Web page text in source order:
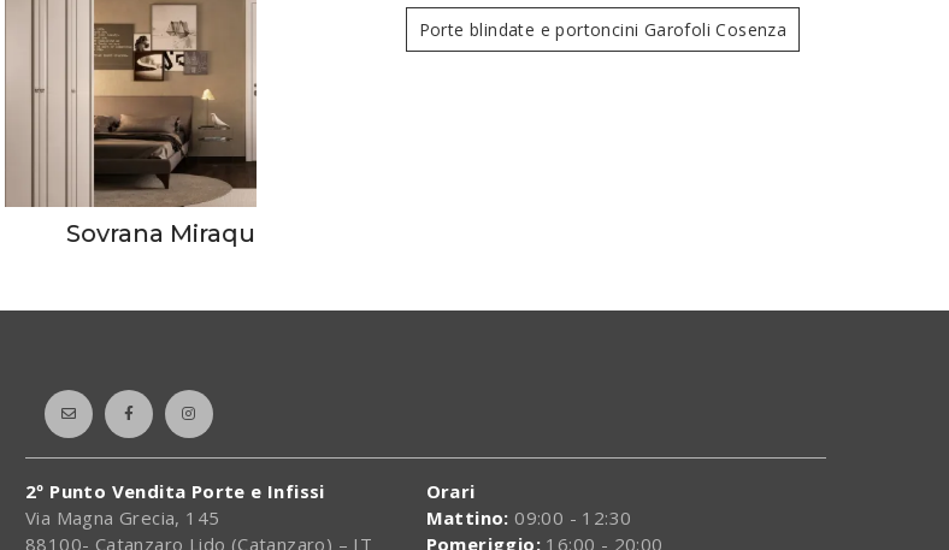
Sovrana Miraquadra
Porte blindate e portoncini Garofoli Cosenza
2º Punto Vendita Porte e Infissi
Via Magna Grecia, 145
88100- Catanzaro Lido (Catanzaro) – IT
Orari
Mattino: 09:00 - 12:30
Pomeriggio:16:00 - 20:00